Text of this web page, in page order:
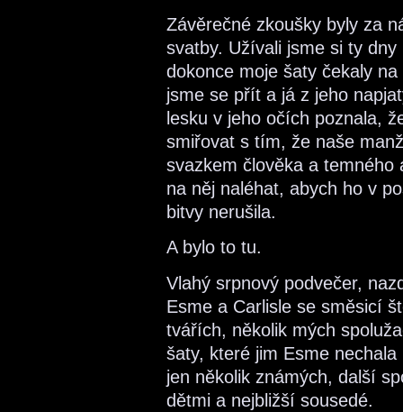
Závěrečné zkoušky byly za
svatby. Užívali jsme si ty
dokonce moje šaty čekaly
jsme se přít a já z jeho
lesku v jeho očích poznala,
smiřovat s tím, že naše
svazkem člověka a temného
na něj naléhat, abych ho v
bitvy nerušila.
A bylo to tu.
Vlahý srpnový podvečer,
Esme a Carlisle se směsicí
tvářích, několik mých
šaty, které jim Esme
jen několik známých, další
dětmi a nejbližší sousedé.